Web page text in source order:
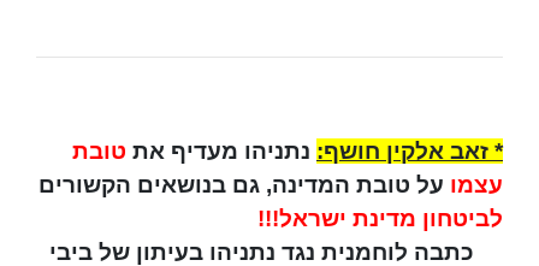
* זאב אלקין חושף: נתניהו מעדיף את טובת
עצמו על טובת המדינה, גם בנושאים הקשורים
לביטחון מדינת ישראל!!!
כתבה לוחמנית נגד נתניהו בעיתון של ביבי